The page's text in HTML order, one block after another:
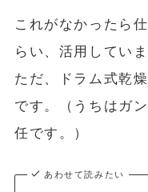
これがなかったら
らい、活用していま
ただ、ドラム式乾
です。（うちはガ
任です。）
あわせて読みたい